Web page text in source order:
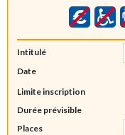
Intitulé
Date
Limite inscription
Durée prévisible
Places